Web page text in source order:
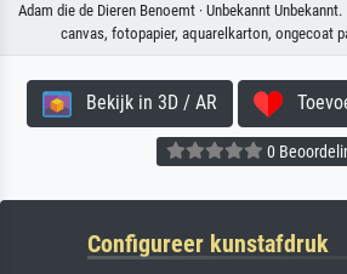
Adam die de Dieren Benoemt · Unbekannt
canvas, fotopapier, aquarelkarton, ongecoat
Bekijk in 3D / AR
0
Configureer kunstafdruk